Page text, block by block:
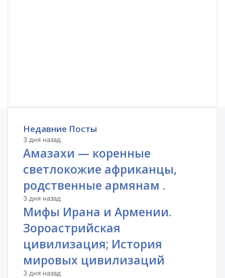
Недавние Посты
3 дня назад
Амазахи — коренные
светлокожие африканцы,
родственные армянам .
3 дня назад
Мифы Ирана и Армении.
Зороастрийская
цивилизация; История
мировых цивилизаций
3 дня назад